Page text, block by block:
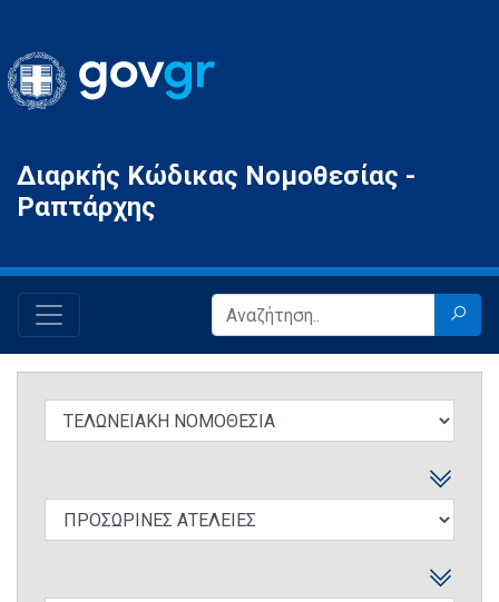
Gov.gr
Διαρκής Κώδικας Νομοθεσίας -
Ραπτάρχης